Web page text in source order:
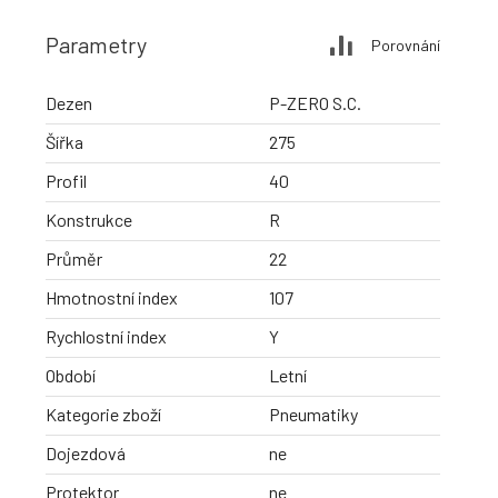
Parametry Porovnání
Dezen
P-ZERO S.C.
Šířka
275
Profil
40
Konstrukce
R
Průměr
22
Hmotnostní index
107
Rychlostní index
Y
Období
Letní
Kategorie zboží
Pneumatiky
Dojezdová
ne
Protektor
ne